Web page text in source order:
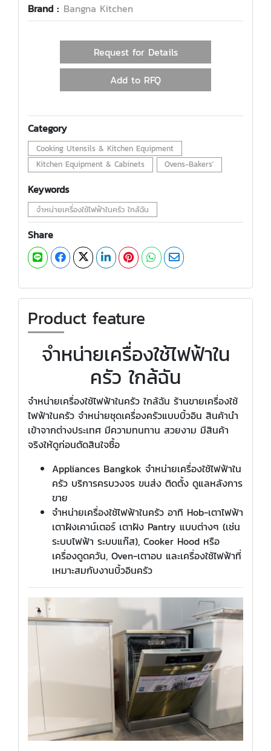
Brand : Bangna Kitchen
Request for Details
Add to RFQ
Category
Cooking Utensils & Kitchen Equipment
Kitchen Equipment & Cabinets
Ovens-Bakers'
Keywords
จำหน่ายเครื่องใช้ไฟฟ้าในครัว ใกล้ฉัน
Share
Product feature
จำหน่ายเครื่องใช้ไฟฟ้าใน
ครัว ใกล้ฉัน
จำหน่ายเครื่องใช้ไฟฟ้าในครัว ใกล้ฉัน ร้านขายเครื่องใช้
ไฟฟ้าในครัว จำหน่ายชุดเครื่องครัวแบบบิ้วอิน สินค้านำ
เข้าจากต่างประเทศ มีความทนทาน สวยงาม มีสินค้า
จริงให้ดูก่อนตัดสินใจซื้อ
Appliances Bangkok จำหน่ายเครื่องใช้ไฟฟ้าใน
ครัว บริการครบวงจร ขนส่ง ติดตั้ง ดูแลหลังการ
ขาย
จำหน่ายเครื่องใช้ไฟฟ้าในครัว อาทิ Hob-เตาไฟฟ้า
เตาฝังเคาน์เตอร์ เตาฝัง Pantry แบบต่างๆ (เช่น
ระบบไฟฟ้า ระบบแก๊ส), Cooker Hood หรือ
เครื่องดูดควัน, Oven-เตาอบ และเครื่องใช้ไฟฟ้าที่
เหมาะสมกับงานบิ้วอินครัว